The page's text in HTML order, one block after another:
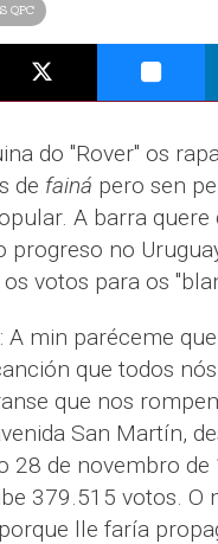
QPC
do "Rover" os
de fainá pero sen
A barra
progreso no
votos para os
: A min paréceme
que todos
que nos
San Martín,
28 de novembro
379.515 votos. O
lle faría